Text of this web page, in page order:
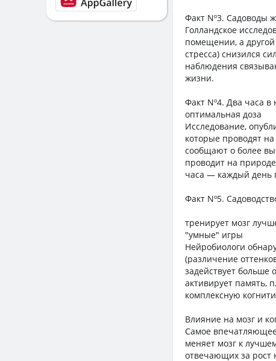
Факт Nº3. Садоводы
Голландское
помещении, а другой
стресса) снизился
наблюдения
жизни.
Факт Nº4. Два часа в
оптимальная доза
Исследование,
которые проводят
сообщают о более
проводит на
часа — каждый день
Факт Nº5.
тренирует мозг
"умные" игры
Нейробиологи
(различение
задействует больше
активирует память,
комплексную
Влияние на мозг и
Самое впечатляющее
меняет мозг к
отвечающих за рост